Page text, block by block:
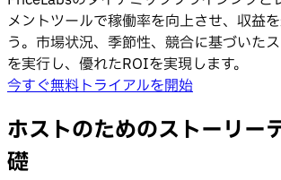
メントツールで稼働率を向上させ、収益
う。市場状況、季節性、競合に基づいた
を実行し、優れたROIを実現します。
今すぐ無料トライアルを開始
ホストのためのストーリー
礎